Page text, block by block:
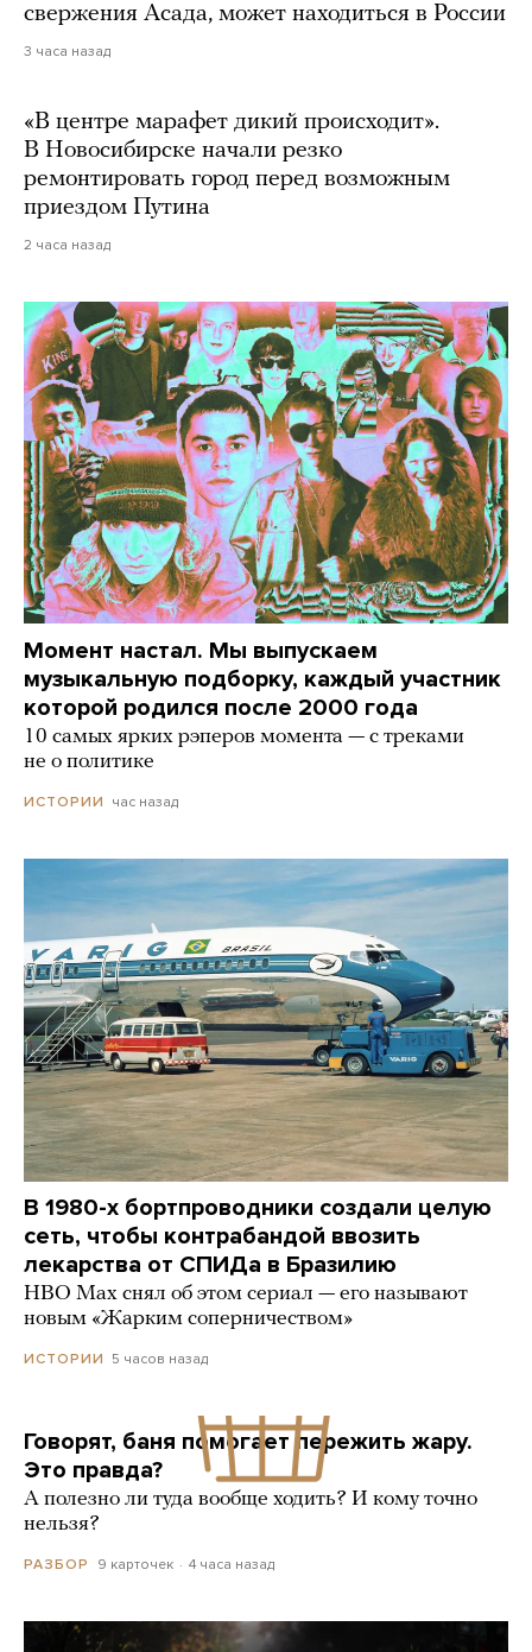
свержения Асада, может находиться в России
3 часа назад
«В центре марафет дикий происходит».
В Новосибирске начали резко
ремонтировать город перед возможным
приездом Путина
2 часа назад
Момент настал. Мы выпускаем
музыкальную подборку, каждый участник
которой родился после 2000 года
10 самых ярких рэперов момента — с треками
не о политике
ИСТОРИИ час назад
В 1980-х бортпроводники создали целую
сеть, чтобы контрабандой ввозить
лекарства от СПИДа в Бразилию
HBO Max снял об этом сериал — его называют
новым «Жарким соперничеством»
ИСТОРИИ 5 часов назад
Говорят, баня помогает пережить жару.
Это правда?
А полезно ли туда вообще ходить? И кому точно
нельзя?
РАЗБОР 9 карточек 4 часа назад